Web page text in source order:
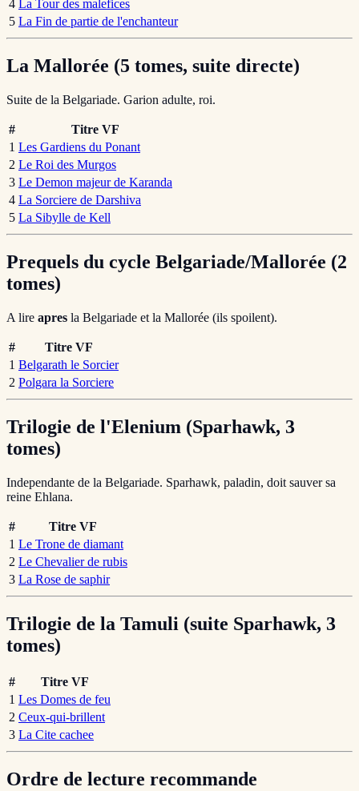
4 La Tour des malefices
5 La Fin de partie de l'enchanteur
La Mallorée (5 tomes, suite directe)
Suite de la Belgariade. Garion adulte, roi.
#
Titre VF
1 Les Gardiens du Ponant
2 Le Roi des Murgos
3 Le Demon majeur de Karanda
4 La Sorciere de Darshiva
5 La Sibylle de Kell
Prequels du cycle Belgariade/Mallorée (2
tomes)
A lire apres la Belgariade et la Mallorée (ils spoilent).
#
Titre VF
1 Belgarath le Sorcier
2 Polgara la Sorciere
Trilogie de l'Elenium (Sparhawk, 3
tomes)
Independante de la Belgariade. Sparhawk, paladin, doit sauver sa
reine Ehlana.
#
Titre VF
1 Le Trone de diamant
2 Le Chevalier de rubis
3 La Rose de saphir
Trilogie de la Tamuli (suite Sparhawk, 3
tomes)
#
Titre VF
1 Les Domes de feu
2 Ceux-qui-brillent
3 La Cite cachee
Ordre de lecture recommande